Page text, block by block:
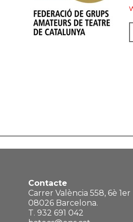
Contacte
Carrer València 558, 6è 1er
08026 Barcelona.
T. 932 691 042